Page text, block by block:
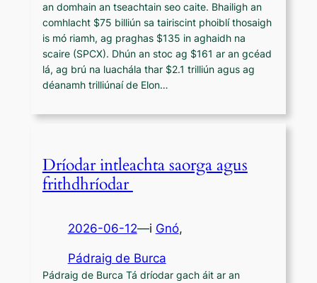
an domhain an tseachtain seo caite. Bhailigh an
comhlacht $75 billiún sa tairiscint phoiblí thosaigh
is mó riamh, ag praghas $135 in aghaidh na
scaire (SPCX). Dhún an stoc ag $161 ar an gcéad
lá, ag brú na luachála thar $2.1 trilliún agus ag
déanamh trilliúnaí de Elon…
Dríodar intleachta saorga agus
frithdhríodar
2026-06-12—i Gnó,
Pádraig de Burca
Pádraig de Burca Tá dríodar gach áit ar an